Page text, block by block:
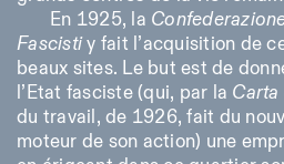
ISTITUTO SVIZZERO
En 1925, la
Fascistiy fait l’acquisition de
beaux sites. Le but est de
l’Etat fasciste (qui, par la
du travail, de 1926, fait du
moteur de son action) une